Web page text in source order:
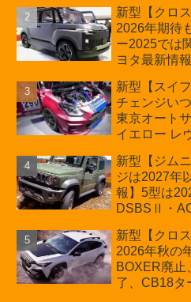
の採用は無
周年記念車
新型【クロ
2026年期待
ー2025では
ヨタ最新情
ほか「コア
D:5対抗のク
ン
新型【スイ
チェンジい
東京オート
イエロー レ
プが争点【
車「ZC33S
新型【ジム
ジは2027年
報】5型は
DSBSⅡ・
新型【クロ
2026年秋の
BOXER廃止
了、CB18タ